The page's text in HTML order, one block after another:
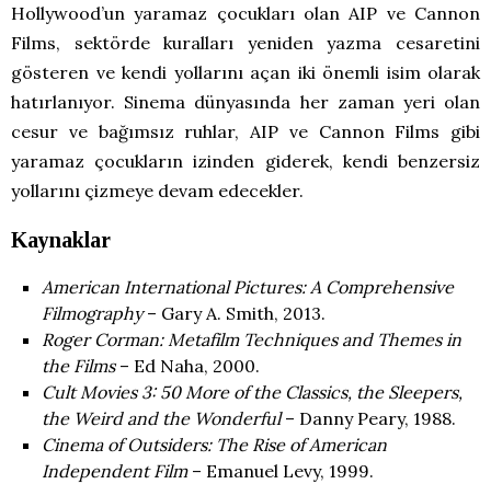
Hollywood’un yaramaz çocukları olan AIP ve Cannon
Films, sektörde kuralları yeniden yazma cesaretini
gösteren ve kendi yollarını açan iki önemli isim olarak
hatırlanıyor. Sinema dünyasında her zaman yeri olan
cesur ve bağımsız ruhlar, AIP ve Cannon Films gibi
yaramaz çocukların izinden giderek, kendi benzersiz
yollarını çizmeye devam edecekler.
Kaynaklar
American International Pictures: A Comprehensive
Filmography– Gary A. Smith, 2013.
Roger Corman: Metafilm Techniques and Themes in
the Films– Ed Naha, 2000.
Cult Movies 3: 50 More of the Classics, the Sleepers,
the Weird and the Wonderful– Danny Peary, 1988.
Cinema of Outsiders: The Rise of American
Independent Film– Emanuel Levy, 1999.